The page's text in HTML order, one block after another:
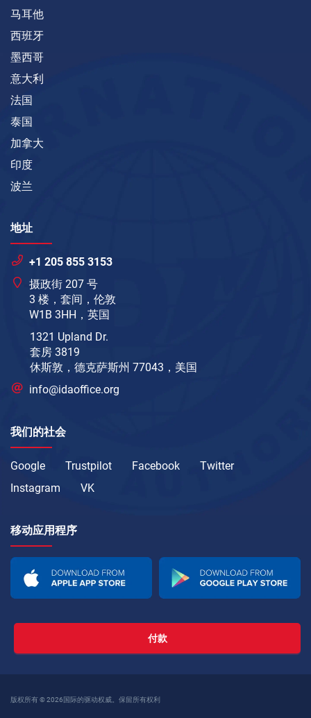
马耳他
西班牙
墨西哥
意大利
法国
泰国
加拿大
印度
波兰
地址
+1 205 855 3153
摄政街 207 号
3 楼，套间，伦敦
W1B 3HH，英国
1321 Upland Dr.
套房 3819
休斯敦，德克萨斯州 77043，美国
info@idaoffice.org
我们的社会
Google Trustpilot Facebook
Twitter
Instagram
VK
移动应用程序
付款
版权所有 © 2026国际的驱动权威。保留所有权利